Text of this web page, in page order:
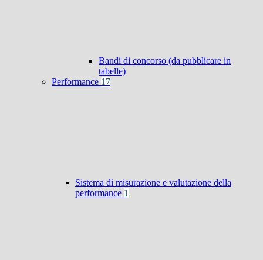
Bandi di concorso (da pubblicare in
tabelle)
Performance 17
Sistema di misurazione e valutazione della
performance 1